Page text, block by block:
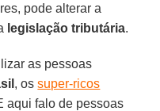
pode alterar a
legislação tributária.
as pessoas
, ossuper-ricos
aqui falo de pessoas